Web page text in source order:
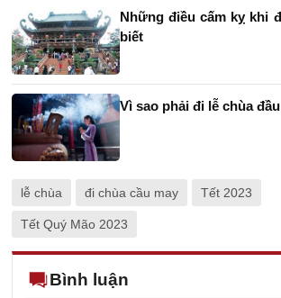
Những điều cấm kỵ khi
biết
Vì sao phải đi lễ chùa
lễ chùa đi chùa cầu may Tết 2023
Tết Quý Mão 2023
Bình luận